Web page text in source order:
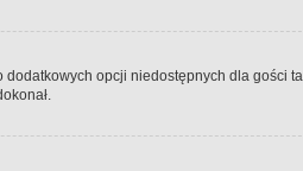
opcji niedostępnych dla gości